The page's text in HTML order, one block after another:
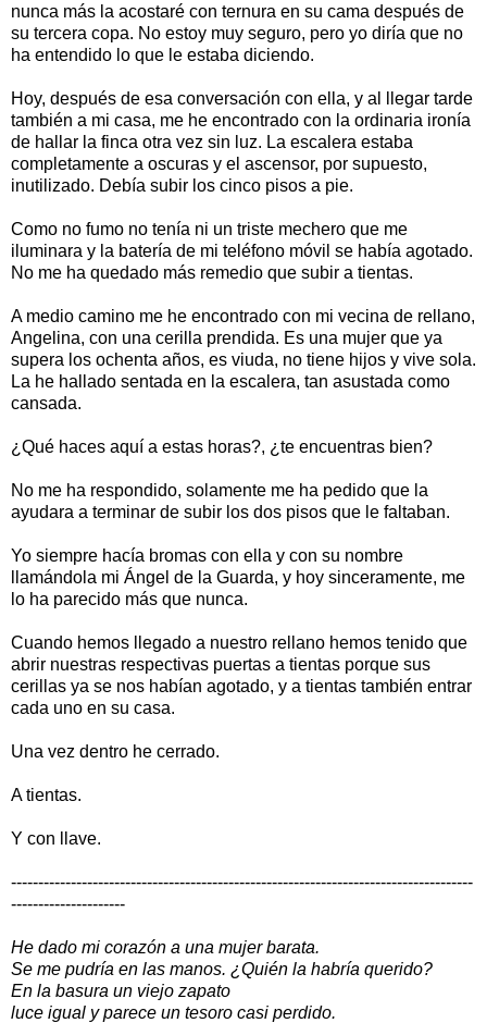
nunca más la acostaré con ternura en su cama después de
su tercera copa. No estoy muy seguro, pero yo diría que no
ha entendido lo que le estaba diciendo.
Hoy, después de esa conversación con ella, y al llegar tarde
también a mi casa, me he encontrado con la ordinaria ironía
de hallar la finca otra vez sin luz. La escalera estaba
completamente a oscuras y el ascensor, por supuesto,
inutilizado. Debía subir los cinco pisos a pie.
Como no fumo no tenía ni un triste mechero que me
iluminara y la batería de mi teléfono móvil se había agotado.
No me ha quedado más remedio que subir a tientas.
A medio camino me he encontrado con mi vecina de rellano,
Angelina, con una cerilla prendida. Es una mujer que ya
supera los ochenta años, es viuda, no tiene hijos y vive sola.
La he hallado sentada en la escalera, tan asustada como
cansada.
¿Qué haces aquí a estas horas?, ¿te encuentras bien?
No me ha respondido, solamente me ha pedido que la
ayudara a terminar de subir los dos pisos que le faltaban.
Yo siempre hacía bromas con ella y con su nombre
llamándola mi Ángel de la Guarda, y hoy sinceramente, me
lo ha parecido más que nunca.
Cuando hemos llegado a nuestro rellano hemos tenido que
abrir nuestras respectivas puertas a tientas porque sus
cerillas ya se nos habían agotado, y a tientas también entrar
cada uno en su casa.
Una vez dentro he cerrado.
A tientas.
Y con llave.
-------------------------------------------------------------------------------------
---------------------
He dado mi corazón a una mujer barata.
Se me pudría en las manos. ¿Quién la habría querido?
En la basura un viejo zapato
luce igual y parece un tesoro casi perdido.